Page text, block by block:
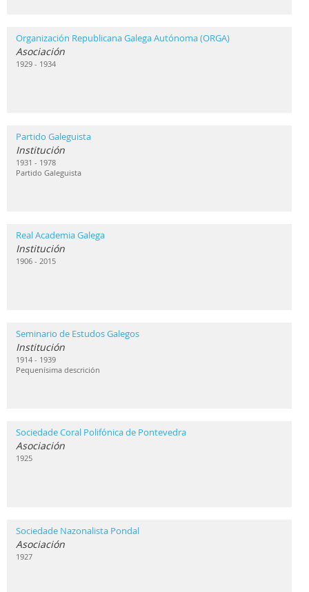
Organización Republicana Galega Autónoma (ORGA)
Asociación
1929 - 1934
Partido Galeguista
Institución
1931 - 1978
Partido Galeguista
Real Academia Galega
Institución
1906 - 2015
Seminario de Estudos Galegos
Institución
1914 - 1939
Pequenísima descrición
Sociedade Coral Polifónica de Pontevedra
Asociación
1925
Sociedade Nazonalista Pondal
Asociación
1927